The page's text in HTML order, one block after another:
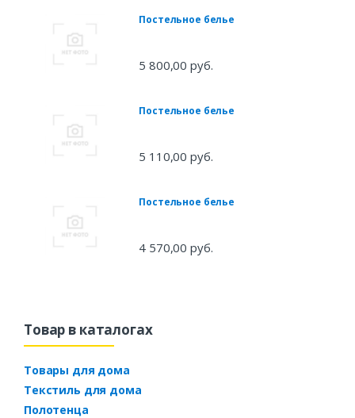
Постельное белье
5 800,00 руб.
Постельное белье
5 110,00 руб.
Постельное белье
4 570,00 руб.
Товар в каталогах
Товары для дома
Текстиль для дома
Полотенца